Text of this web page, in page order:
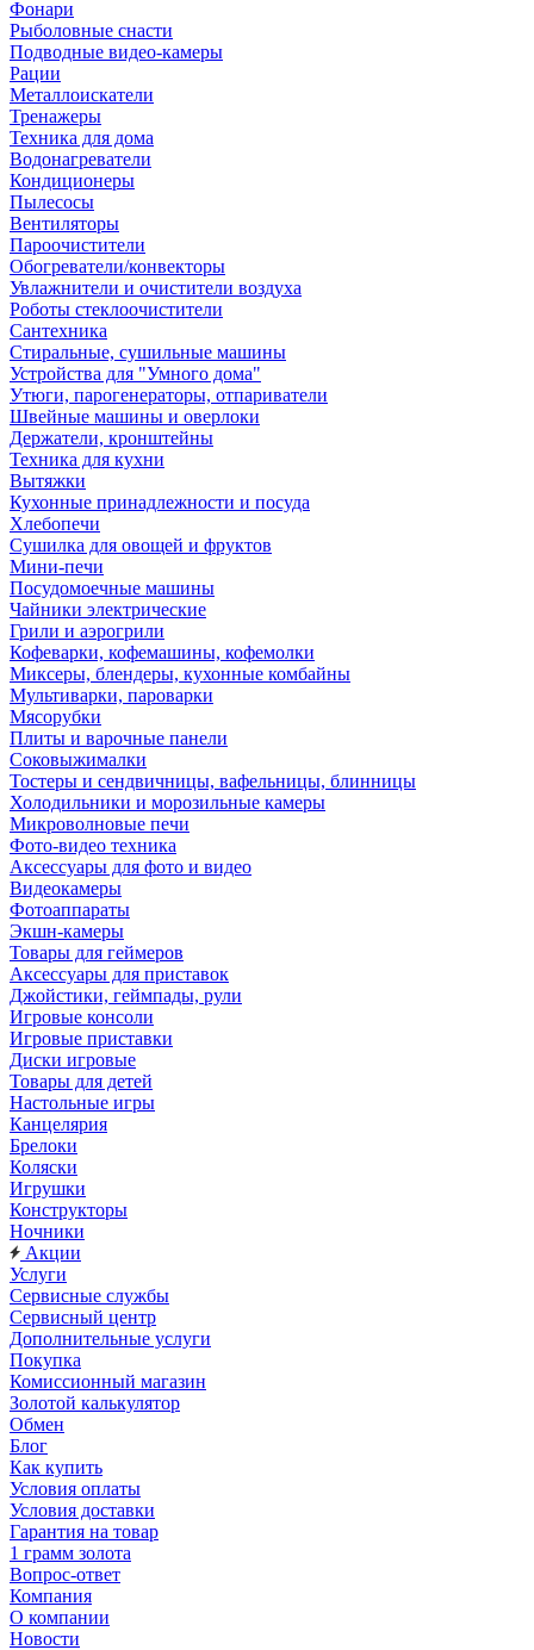
Фонари
Рыболовные снасти
Подводные видео-камеры
Рации
Металлоискатели
Тренажеры
Техника для дома
Водонагреватели
Кондиционеры
Пылесосы
Вентиляторы
Пароочистители
Обогреватели/конвекторы
Увлажнители и очистители воздуха
Роботы стеклоочистители
Сантехника
Стиральные, сушильные машины
Устройства для "Умного дома"
Утюги, парогенераторы, отпариватели
Швейные машины и оверлоки
Держатели, кронштейны
Техника для кухни
Вытяжки
Кухонные принадлежности и посуда
Хлебопечи
Сушилка для овощей и фруктов
Мини-печи
Посудомоечные машины
Чайники электрические
Грили и аэрогрили
Кофеварки, кофемашины, кофемолки
Миксеры, блендеры, кухонные комбайны
Мультиварки, пароварки
Мясорубки
Плиты и варочные панели
Соковыжималки
Тостеры и сендвичницы, вафельницы, блинницы
Холодильники и морозильные камеры
Микроволновые печи
Фото-видео техника
Аксессуары для фото и видео
Видеокамеры
Фотоаппараты
Экшн-камеры
Товары для геймеров
Аксессуары для приставок
Джойстики, геймпады, рули
Игровые консоли
Игровые приставки
Диски игровые
Товары для детей
Настольные игры
Канцелярия
Брелоки
Коляски
Игрушки
Конструкторы
Ночники
Акции
Услуги
Сервисные службы
Сервисный центр
Дополнительные услуги
Покупка
Комиссионный магазин
Золотой калькулятор
Обмен
Блог
Как купить
Условия оплаты
Условия доставки
Гарантия на товар
1 грамм золота
Вопрос-ответ
Компания
О компании
Новости